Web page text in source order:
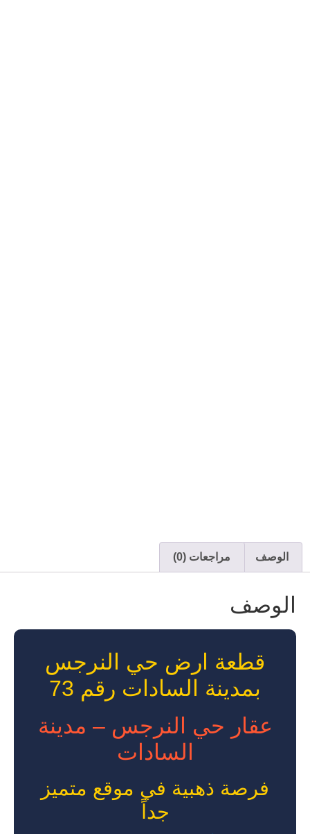
الوصف مراجعات (0)
الوصف
قطعة ارض حي النرجس
بمدينة السادات رقم 73
عقار حي النرجس – مدينة
السادات
فرصة ذهبية في موقع متميز
جداً